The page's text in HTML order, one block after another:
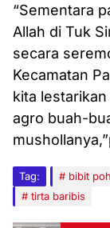
“Sementara
Allah di Tuk
secara
Kecamatan
kita
agro buah-
Tag: bibit
tirta baribis